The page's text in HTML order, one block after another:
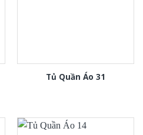
Tủ Quần Áo 31